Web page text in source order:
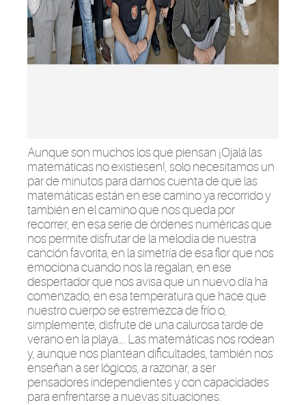
Aunque son muchos los que piensan ¡Ojalá las
matemáticas no existiesen!, solo necesitamos un
par de minutos para darnos cuentadeque las
matemáticas estánenese camino ya recorrido y
también en el camino que nos queda por
recorrer, en esa serie de órdenes numéricas que
nos permite disfrutar de la melodía de nuestra
canción favorita, en la simetría de esa flor que nos
emociona cuando nos la regalan, en ese
despertador que nos avisa que un nuevo día ha
comenzado, en esa temperatura que hace que
nuestro cuerpo se estremezca de frío o,
simplemente, disfrute de una calurosa tarde de
verano en la playa…. Las matemáticas nos rodean
y, aunque nos plantean dificultades, también nos
enseñan a ser lógicos, a razonar, a ser
pensadores independientes y con capacidades
para enfrentarse a nuevas situaciones.